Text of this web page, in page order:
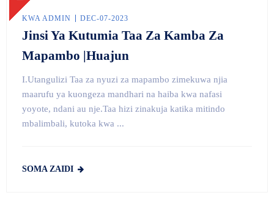
KWA ADMIN DEC-07-2023
Jinsi Ya Kutumia Taa Za Kamba Za
Mapambo |Huajun
I.Utangulizi Taa za nyuzi za mapambo zimekuwa njia
maarufu ya kuongeza mandhari na haiba kwa nafasi
yoyote, ndani au nje.Taa hizi zinakuja katika mitindo
mbalimbali, kutoka kwa ...
SOMA ZAIDI